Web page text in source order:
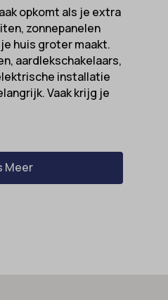
opkomt als je extra
zonnepanelen
huis groter maakt.
aardlekschakelaars,
installatie
Vaak krijg je
Meer